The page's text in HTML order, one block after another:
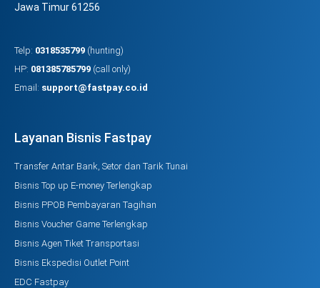
Jawa Timur 61256
Telp: 0318535799 (hunting)
HP: 081385785799 (call only)
Email: support@fastpay.co.id
Layanan Bisnis Fastpay
Transfer Antar Bank, Setor dan Tarik Tunai
Bisnis Top up E-money Terlengkap
Bisnis PPOB Pembayaran Tagihan
Bisnis Voucher Game Terlengkap
Bisnis Agen Tiket Transportasi
Bisnis Ekspedisi Outlet Point
EDC Fastpay